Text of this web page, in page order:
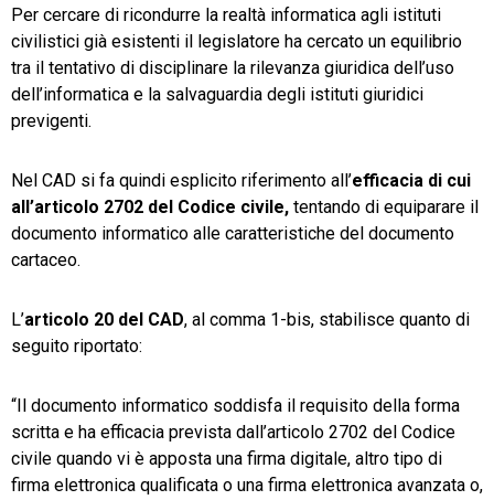
Per cercare di ricondurre la realtà informatica agli istituti
civilistici già esistenti il legislatore ha cercato un equilibrio
tra il tentativo di disciplinare la rilevanza giuridica dell’uso
dell’informatica e la salvaguardia degli istituti giuridici
previgenti.
Nel CAD si fa quindi esplicito riferimento all’efficacia di cui
all’articolo 2702 del Codice civile, tentando di equiparare il
documento informatico alle caratteristiche del documento
cartaceo.
L’articolo 20 del CAD, al comma 1-bis, stabilisce quanto di
seguito riportato:
“Il documento informatico soddisfa il requisito della forma
scritta e ha efficacia prevista dall’articolo 2702 del Codice
civile quando vi è apposta una firma digitale, altro tipo di
firma elettronica qualificata o una firma elettronica avanzata o,